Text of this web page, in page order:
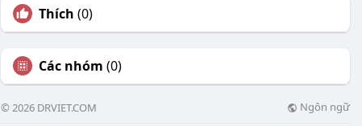
Thích (0)
Các nhóm (0)
© 2026 DRVIET.COM Ngôn ngữ